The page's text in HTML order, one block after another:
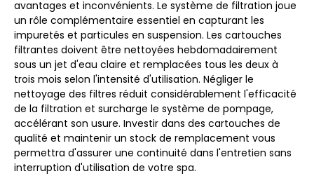
avantages et inconvénients. Le système de filtration joue
un rôle complémentaire essentiel en capturant les
impuretés et particules en suspension. Les cartouches
filtrantes doivent être nettoyées hebdomadairement
sous un jet d'eau claire et remplacées tous les deux à
trois mois selon l'intensité d'utilisation. Négliger le
nettoyage des filtres réduit considérablement l'efficacité
de la filtration et surcharge le système de pompage,
accélérant son usure. Investir dans des cartouches de
qualité et maintenir un stock de remplacement vous
permettra d'assurer une continuité dans l'entretien sans
interruption d'utilisation de votre spa.